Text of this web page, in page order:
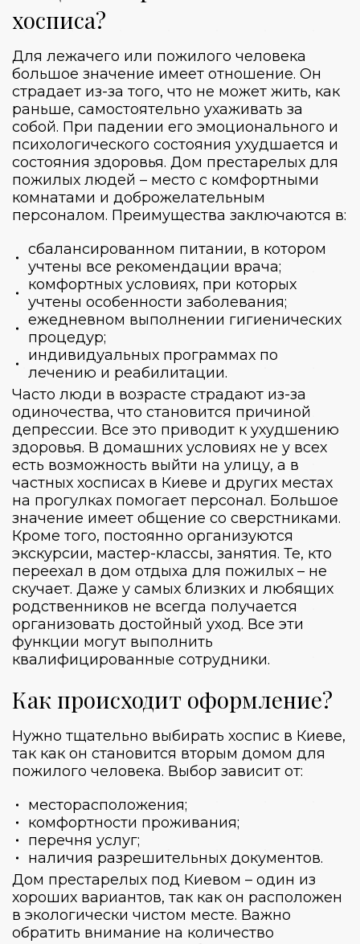
хосписа?
Для лежачего или пожилого человека
большое значение имеет отношение. Он
страдает из-за того, что не может жить, как
раньше, самостоятельно ухаживать за
собой. При падении его эмоционального и
психологического состояния ухудшается и
состояния здоровья. Дом престарелых для
пожилых людей – место с комфортными
комнатами и доброжелательным
персоналом. Преимущества заключаются в:
сбалансированном питании, в котором
учтены все рекомендации врача;
комфортных условиях, при которых
учтены особенности заболевания;
ежедневном выполнении гигиенических
процедур;
индивидуальных программах по
лечению и реабилитации.
Часто люди в возрасте страдают из-за
одиночества, что становится причиной
депрессии. Все это приводит к ухудшению
здоровья. В домашних условиях не у всех
есть возможность выйти на улицу, а в
частных хосписах в Киеве и других местах
на прогулках помогает персонал. Большое
значение имеет общение со сверстниками.
Кроме того, постоянно организуются
экскурсии, мастер-классы, занятия. Те, кто
переехал в дом отдыха для пожилых – не
скучает. Даже у самых близких и любящих
родственников не всегда получается
организовать достойный уход. Все эти
функции могут выполнить
квалифицированные сотрудники.
Как происходит оформление?
Нужно тщательно выбирать хоспис в Киеве,
так как он становится вторым домом для
пожилого человека. Выбор зависит от:
месторасположения;
комфортности проживания;
перечня услуг;
наличия разрешительных документов.
Дом престарелых под Киевом – один из
хороших вариантов, так как он расположен
в экологически чистом месте. Важно
обратить внимание на количество